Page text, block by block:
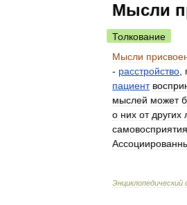
Мысли
Толкование
Мысли
- расстройство
пациент
мыслей может
о них от других
самовосприятия
Энциклопедический